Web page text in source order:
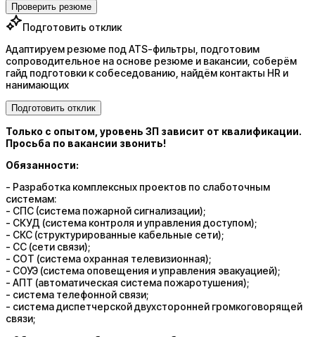
Проверить резюме
Подготовить отклик
Адаптируем резюме под ATS-фильтры, подготовим
сопроводительное на основе резюме и вакансии, соберём
гайд подготовки к собеседованию, найдём контакты HR и
нанимающих
Подготовить отклик
Только с опытом, уровень ЗП зависит от квалификации.
Просьба по вакансии звонить!
Обязанности:
- Разработка комплексных проектов по слаботочным
системам:
- CПC (система пожарной сигнализации);
- СКУД (система контроля и управления доступом);
- СКС (структурированные кабельные сети);
- СС (сети связи);
- СОТ (система охранная телевизионная);
- СОУЭ (система оповещения и управления эвакуацией);
- АПТ (автоматическая система пожаротушения);
- система телефонной связи;
- система диспетчерской двухсторонней громкоговорящей
связи;